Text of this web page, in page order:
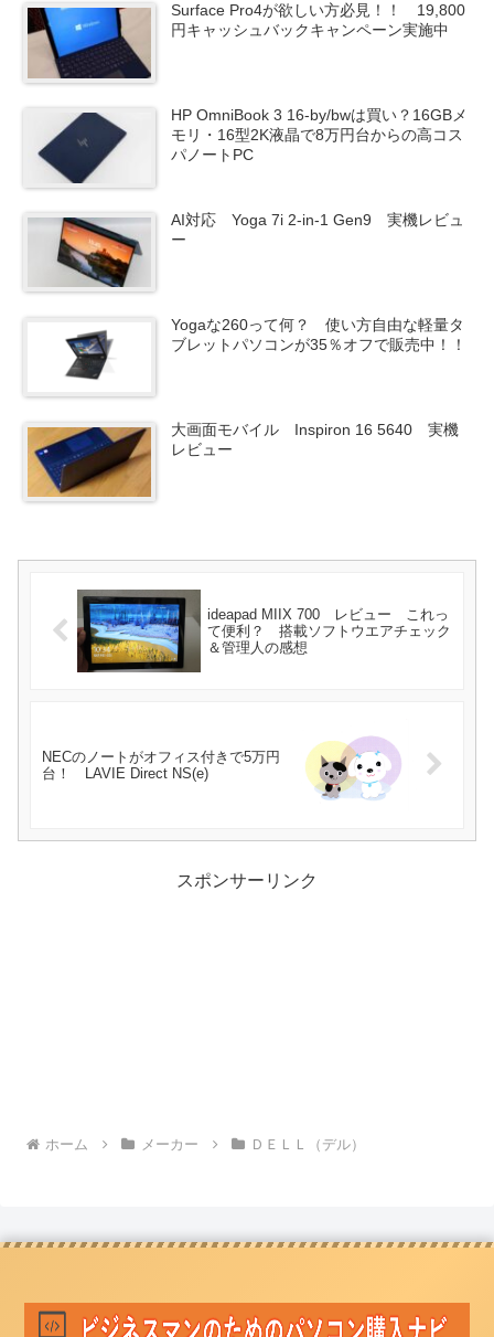
Surface Pro4が欲しい方必見！！ 19,800
円キャッシュバックキャンペーン実施中
HP OmniBook 3 16-by/bwは買い？16GBメ
モリ・16型2K液晶で8万円台からの高コス
パノートPC
AI対応 Yoga 7i 2-in-1 Gen9 実機レビュ
ー
Yogaな260って何？ 使い方自由な軽量タ
ブレットパソコンが35％オフで販売中！！
大画面モバイル Inspiron 16 5640 実機
レビュー
ideapad MIIX 700 レビュー これっ
て便利？ 搭載ソフトウエアチェック
＆管理人の感想
NECのノートがオフィス付きで5万円
台！ LAVIE Direct NS(e)
スポンサーリンク
ホーム メーカー ＤＥＬＬ（デル）